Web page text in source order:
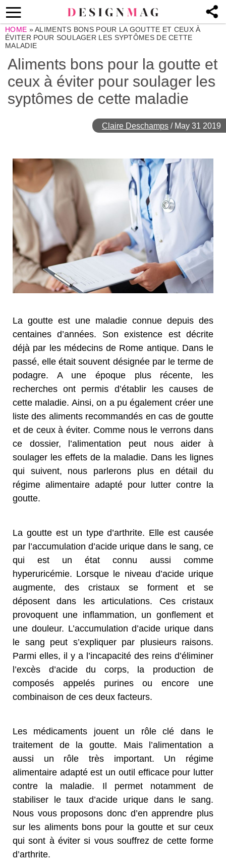
HOME »ALIMENTS BONS POUR LA GOUTTE ET CEUX À
ÉVITER POUR SOULAGER LES SYPTÔMES DE CETTE
MALADIE
Aliments bons pour la goutte et
ceux à éviter pour soulager les
syptômes de cette maladie
Claire Deschamps / May 31 2019
La goutte est une maladie connue depuis des
centaines d’années. Son existence est décrite
déjà par les médecins de Rome antique. Dans le
passé, elle était souvent désignée par le terme de
podagre. A une époque plus récente, les
recherches ont permis d’établir les causes de
cette maladie. Ainsi, on a pu également créer une
liste des aliments recommandés en cas de goutte
et de ceux à éviter. Comme nous le verrons dans
ce dossier, l’alimentation peut nous aider à
soulager les effets de la maladie. Dans les lignes
qui suivent, nous parlerons plus en détail du
régime alimentaire adapté pour lutter contre la
goutte.
La goutte est un type d’arthrite. Elle est causée
par l’accumulation d’acide urique dans le sang, ce
qui est un état connu aussi comme
hyperuricémie. Lorsque le niveau d’acide urique
augmente, des cristaux se forment et se
déposent dans les articulations. Ces cristaux
provoquent une inflammation, un gonflement et
une douleur. L’accumulation d’acide urique dans
le sang peut s’expliquer par plusieurs raisons.
Parmi elles, il y a l’incapacité des reins d’éliminer
l’excès d’acide du corps, la production de
composés appelés purines ou encore une
combinaison de ces deux facteurs.
Les médicaments jouent un rôle clé dans le
traitement de la goutte. Mais l’alimentation a
aussi un rôle très important. Un régime
alimentaire adapté est un outil efficace pour lutter
contre la maladie. Il permet notamment de
stabiliser le taux d’acide urique dans le sang.
Nous vous proposons donc d’en apprendre plus
sur les aliments bons pour la goutte et sur ceux
qui sont à éviter si vous souffrez de cette forme
d’arthrite.